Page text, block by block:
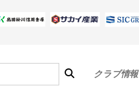
クラブ情報